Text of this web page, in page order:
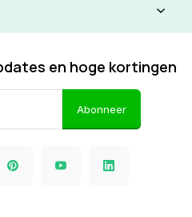
en hoge kortingen
Abonneer